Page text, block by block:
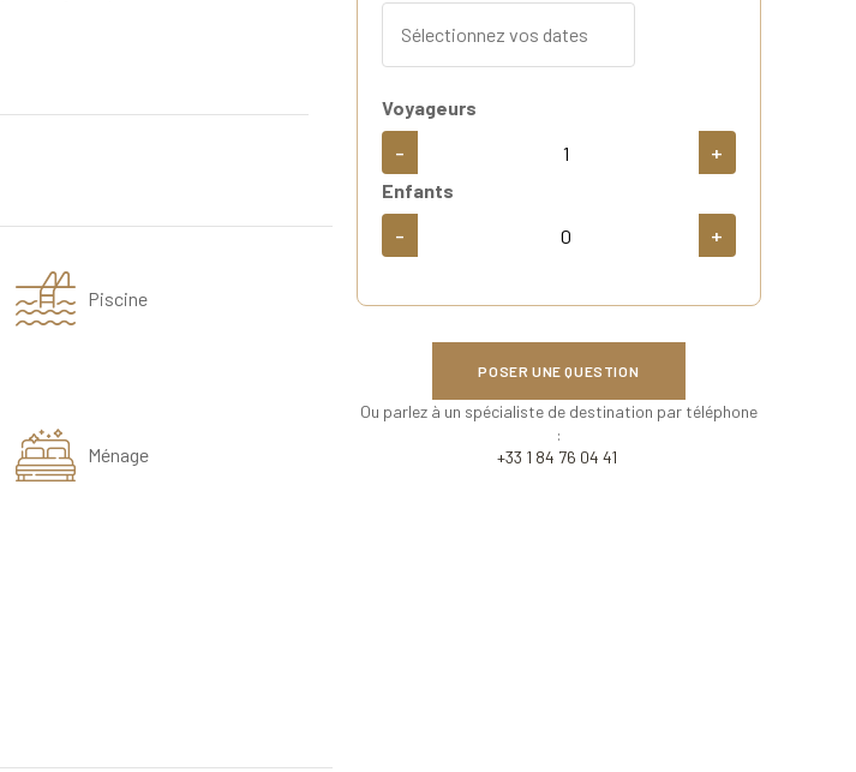
Piscine
Ménage
Voyageurs
- +
Enfants
- +
POSER UNE QUESTION
Ou parlez à un spécialiste de destination par téléphone
:
+33 1 84 76 04 41